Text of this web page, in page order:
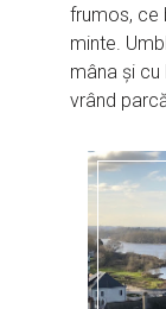
frumos, ce
minte.
mâna și cu
vrând